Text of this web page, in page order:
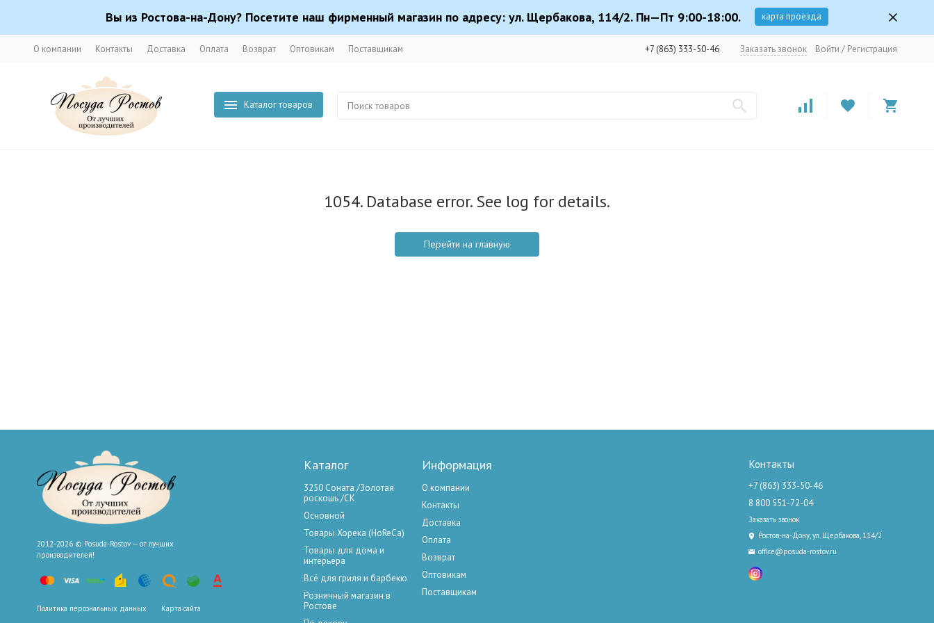
Вы из Ростова-на-Дону? Посетите наш фирменный магазин по адресу: ул. Щербакова, 114/2. Пн—Пт 9:00-18:00. карта проезда
О компании Контакты Доставка Оплата Возврат Оптовикам Поставщикам +7 (863) 333-50-46 Заказать звонок Войти / Регистрация
Каталог товаров
1054. Database error. See log for details.
Перейти на главную
2012-2026 © Posuda-Rostov — от лучших
производителей!
Политика персональных данных Карта сайта
Каталог
3250 Соната /Золотая
роскошь /СК
Основной
Товары Хорека (HoReCa)
Товары для дома и
интерьера
Всё для гриля и барбекю
Розничный магазин в
Ростове
Информация
О компании
Контакты
Доставка
Оплата
Возврат
Оптовикам
Поставщикам
Контакты
+7 (863) 333-50-46
8 800 551-72-04
Заказать звонок
Ростов-на-Дону, ул. Щербакова, 114/2
office@posuda-rostov.ru